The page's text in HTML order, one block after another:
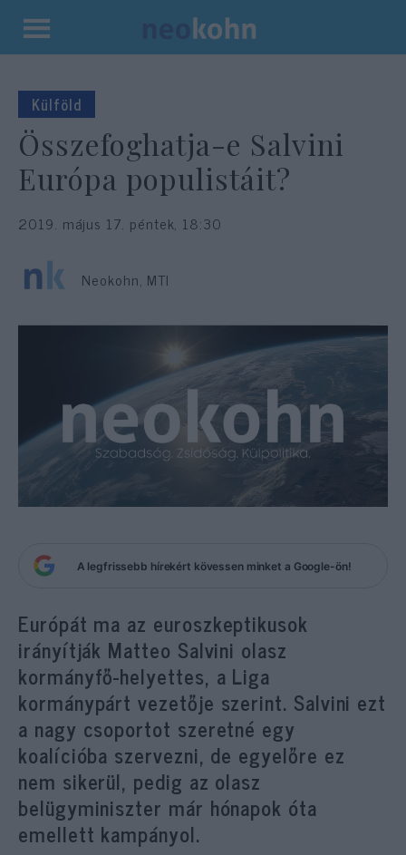
Kilépés
tartalomba
Külföld
Összefoghatja-e Salvini
Európa populistáit?
2019. május 17. péntek, 18:30
Neokohn, MTI
A legfrissebb hírekért kövessen minket a Google-ön!
Európát ma az euroszkeptikusok
irányítják Matteo Salvini olasz
kormányfő-helyettes, a Liga
kormánypárt vezetője szerint. Salvini ezt
a nagy csoportot szeretné egy
koalícióba szervezni, de egyelőre ez
nem sikerül, pedig az olasz
belügyminiszter már hónapok óta
emellett kampányol.